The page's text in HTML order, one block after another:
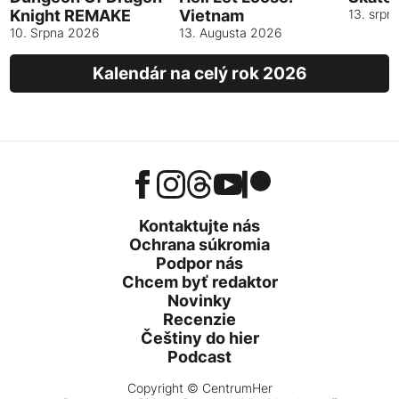
Knight REMAKE
10. Srpna 2026
Vietnam
13. Augusta 2026
13.
Kalendár na celý rok 2026
Kontaktujte nás
Ochrana súkromia
Podpor nás
Chcem byť redaktor
Novinky
Recenzie
Češtiny do hier
Podcast
Copyright © CentrumHer